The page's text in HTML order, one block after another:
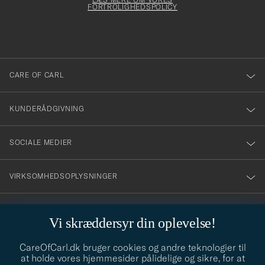
Vi skræddersyr din oplevelse!
CareOfCarl.dk bruger cookies og andre teknologier til
at holde vores hjemmesider pålidelige og sikre, for at
dig
till
vårt
nyhetsbrev!
FORTROLIGHEDSPOLICY
CARE OF CARL
KUNDERÅDGIVNING
SOCIALE MEDIER
VIRKSOMHEDSOPLYSNINGER
Behøver du hjælp til at finde din stil? Lad os hjælpe dig, vi hjælper
gerne til!